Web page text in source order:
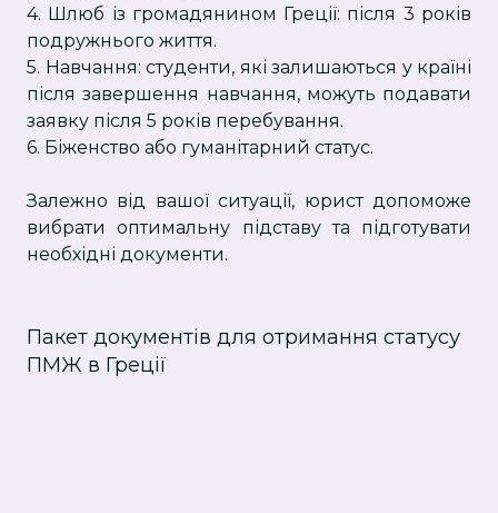
4. Шлюб із громадянином Греції: після 3 років
подружнього життя.
5. Навчання: студенти, які залишаються у країні
після завершення навчання, можуть подавати
заявку після 5 років перебування.
6. Біженство або гуманітарний статус.
Залежно від вашої ситуації, юрист допоможе
вибрати оптимальну підставу та підготувати
необхідні документи.
Пакет документів для отримання статусу
ПМЖ в Греції